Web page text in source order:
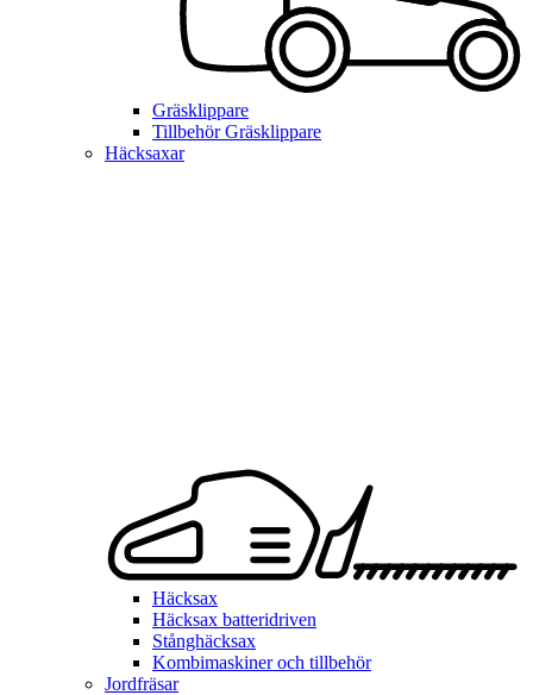
Gräsklippare
Tillbehör Gräsklippare
Häcksaxar
Häcksax
Häcksax batteridriven
Stånghäcksax
Kombimaskiner och tillbehör
Jordfräsar